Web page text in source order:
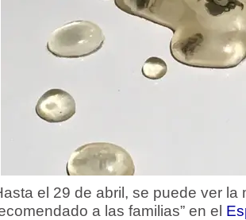
el 29 de abril, se puede ver la
a las familias” en el